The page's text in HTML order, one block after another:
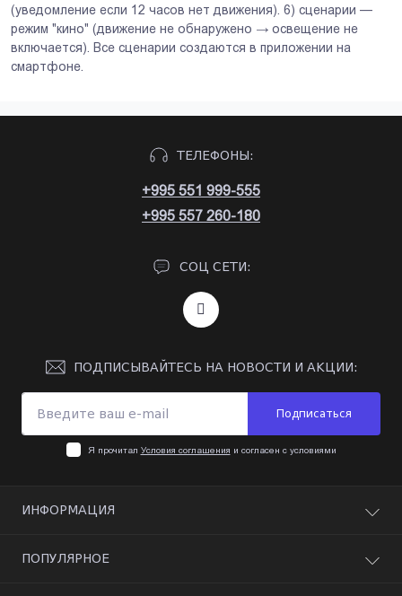
(уведомление если 12 часов нет движения). 6) сценарии —
режим "кино" (движение не обнаружено → освещение не
включается). Все сценарии создаются в приложении на
смартфоне.
ТЕЛЕФОНЫ:
+995 551 999-555
+995 557 260-180
СОЦ СЕТИ:
ПОДПИСЫВАЙТЕСЬ НА НОВОСТИ И АКЦИИ:
Подписаться
Я прочитал Условия соглашения и согласен с условиями
ИНФОРМАЦИЯ
Гарантия
ПОПУЛЯРНОЕ